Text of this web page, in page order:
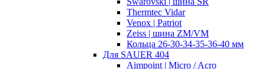
Thermtec Vidar
Venox | Patriot
Zeiss | шина ZM/VM
Кольца 26-30-34-35-36-40 мм
Для SAUER 404
Aimpoint | Micro / Acro